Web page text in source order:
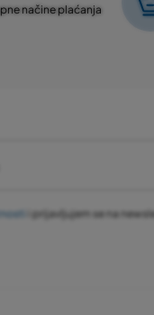
načine plaćanja
i prijavljujem se na